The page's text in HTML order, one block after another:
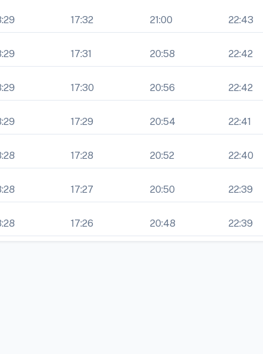
17:32 21:00 22:43
17:31 20:58 22:42
17:30 20:56 22:42
17:29 20:54 22:41
17:28 20:52 22:40
17:27 20:50 22:39
17:26 20:48 22:39